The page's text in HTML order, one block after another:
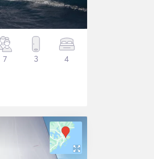
7 3 4